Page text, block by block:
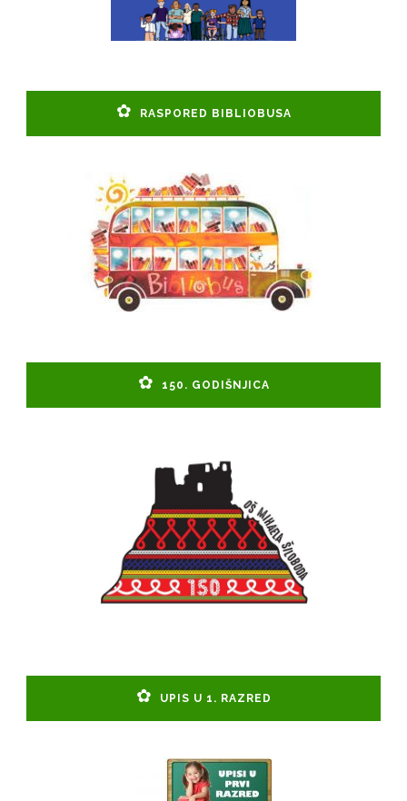
RASPORED BIBLIOBUSA
150. GODIŠNJICA
UPIS U 1. RAZRED